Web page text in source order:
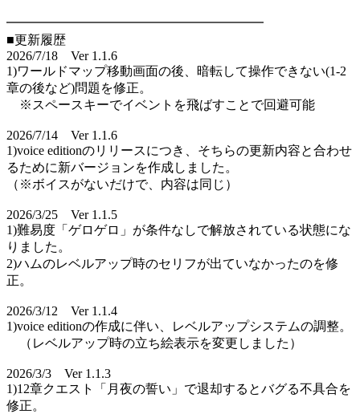
━━━━━━━━━━━━━━━━━━━━
■更新履歴
2026/7/18 Ver 1.1.6
1)ワールドマップ移動画面の後、暗転して操作できない(1-2
章の後など)問題を修正。
※スペースキーでイベントを飛ばすことで回避可能
2026/7/14 Ver 1.1.6
1)voice editionのリリースにつき、そちらの更新内容と合わせ
るために新バージョンを作成しました。
（※ボイスがないだけで、内容は同じ）
2026/3/25 Ver 1.1.5
1)難易度「ゲロゲロ」が条件なしで解放されている状態にな
りました。
2)ハムのレベルアップ時のセリフが出ていなかったのを修
正。
2026/3/12 Ver 1.1.4
1)voice editionの作成に伴い、レベルアップシステムの調整。
（レベルアップ時の立ち絵表示を変更しました）
2026/3/3 Ver 1.1.3
1)12章クエスト「月夜の誓い」で退却するとバグる不具合を
修正。